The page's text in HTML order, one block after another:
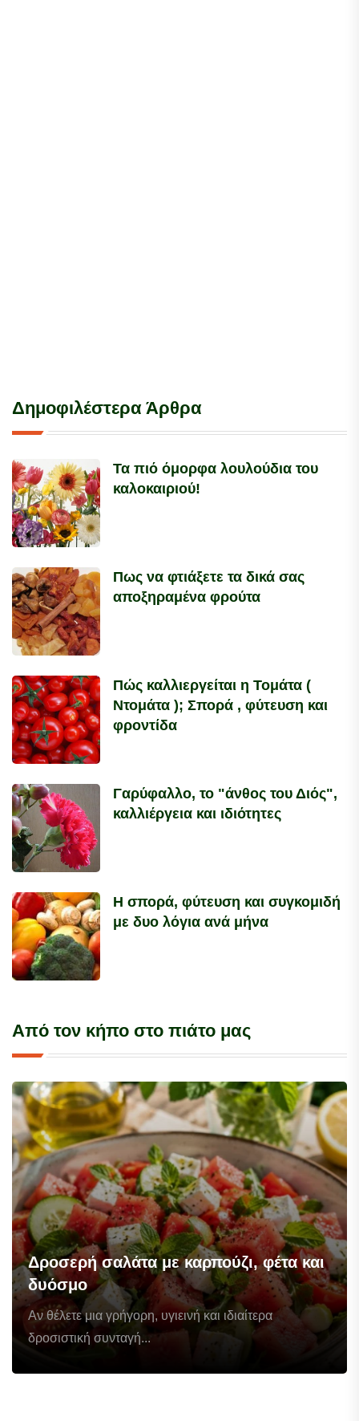
Δημοφιλέστερα Άρθρα
Τα πιό όμορφα λουλούδια του
καλοκαιριού!
Πως να φτιάξετε τα δικά σας
αποξηραμένα φρούτα
Πώς καλλιεργείται η Τομάτα (
Ντομάτα ); Σπορά , φύτευση και
φροντίδα
Γαρύφαλλο, το "άνθος του Διός",
καλλιέργεια και ιδιότητες
Η σπορά, φύτευση και συγκομιδή
με δυο λόγια ανά μήνα
Από τον κήπο στο πιάτο μας
Δροσερή σαλάτα με καρπούζι, φέτα και
δυόσμο
Αν θέλετε μια γρήγορη, υγιεινή και ιδιαίτερα
δροσιστική συνταγή...